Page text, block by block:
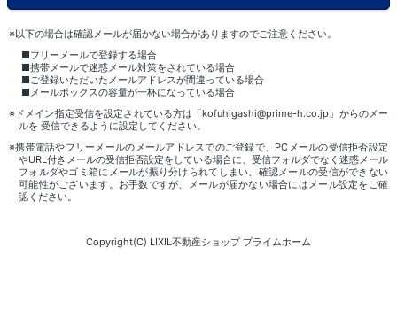
※以下の場合は確認メールが届かない場合がありますのでご注意ください。
■フリーメールで登録する場合
■携帯メールで迷惑メール対策をされている場合
■ご登録いただいたメールアドレスが間違っている場合
■メールボックスの容量が一杯になっている場合
※ドメイン指定受信を設定されている方は「kofuhigashi@prime-h.co.jp」からのメー
ルを 受信できるように設定してください。
※携帯電話やフリーメールのメールアドレスでのご登録で、PCメールの受信拒否設定
やURL付きメールの受信拒否設定をしている場合に、受信フォルダでなく迷惑メール
フォルダやゴミ箱にメールが振り分けられてしまい、確認メールの受信ができない
可能性がございます。お手数ですが、メールが届かない場合にはメール設定をご確
認ください。
Copyright(C) LIXIL不動産ショップ プライムホーム